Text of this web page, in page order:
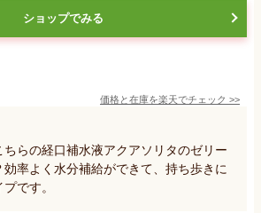
ショップでみる
価格と在庫を楽天でチェック >>
らの経口補水液アクアソリタのゼリー
率よく水分補給ができて、持ち歩きに
です。